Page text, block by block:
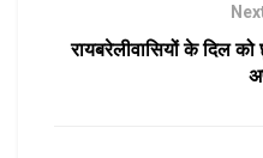
रायबरेलीवासियों के दिल